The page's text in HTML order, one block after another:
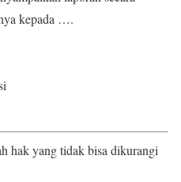
kepada ….
hak yang tidak bisa dikurangi